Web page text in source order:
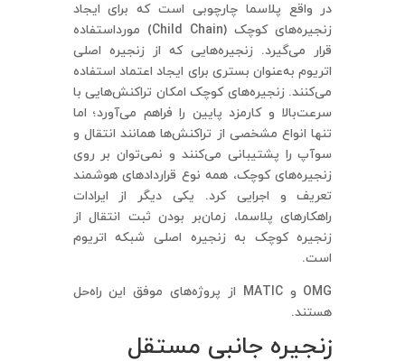
در واقع پلاسما چارچوبی است که برای ایجاد
زنجیره‌های کوچک (Child Chain) مورداستفاده
قرار می‌گیرد. زنجیره‌هایی که از زنجیره اصلی
اتریوم به‌عنوان بستری برای ایجاد اعتماد استفاده
می‌کنند. زنجیره‌های کوچک امکان تراکنش‌هایی با
سرعت‌بالا و کارمزد پایین را فراهم می‌آورد؛ اما
تنها انواع مشخصی از تراکنش‌ها همانند انتقال و
سوآپ را پشتیبانی می‌کنند و نمی‌توان بر روی
زنجیره‌های کوچک، همه نوع قراردادهای هوشمند
تعریف و اجرایی کرد. یکی دیگر از ایرادات
راهکارهای پلاسما، زمان‌بر بودن ثبت انتقال از
زنجیره کوچک به زنجیره اصلی شبکه اتریوم
است.
OMG و MATIC از پروژه‌های موفق این راه‌حل
هستند.
زنجیره جانبی مستقل